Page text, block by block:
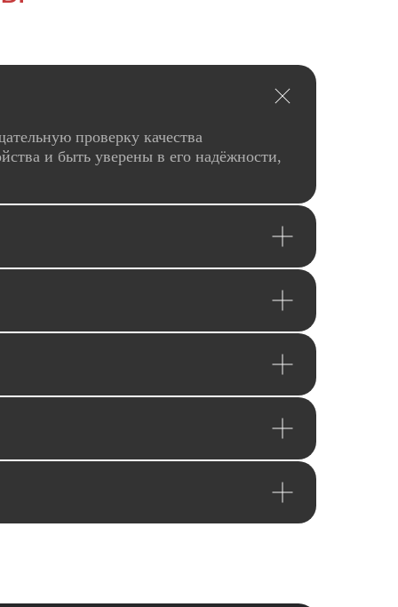
проверку качества
и быть уверены в его надёжности,